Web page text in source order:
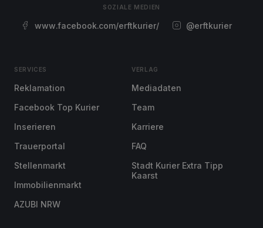
SOZIALE MEDIEN
www.facebook.com/erftkurier/ @erftkurier
SERVICES
Reklamation
Facebook Top Kurier
Inserieren
Trauerportal
Stellenmarkt
Immobilienmarkt
AZUBI NRW
VERLAG
Mediadaten
Team
Karriere
FAQ
Stadt Kurier Extra Tipp
Kaarst